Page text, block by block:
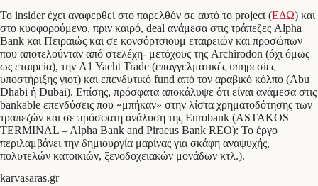
Το insider έχει αναφερθεί στο παρελθόν σε αυτό το project (ΕΔΩ) και
στο κυοφορούμενο, πριν καιρό, deal ανάμεσα στις τράπεζες Alpha
Bank και Πειραιώς και σε κονσόρτσιουμ εταιρειών και προσώπων
που αποτελούνταν από στελέχη- μετόχους της Archirodon (όχι όμως
ως εταιρεία), την A1 Yacht Trade (επαγγελματικές υπηρεσίες
υποστήριξης γιοτ) και επενδυτικό fund από τον αραβικό κόλπο (Abu
Dhabi ή Dubai). Επίσης, πρόσφατα αποκάλυψε ότι είναι ανάμεσα στις
bankable επενδύσεις που «μπήκαν» στην λίστα χρηματοδότησης των
τραπεζών και σε πρόσφατη ανάλυση της Eurobank (ASTAKOS
TERMINAL – Alpha Bank and Piraeus Bank REO): Το έργο
περιλαμβάνει την δημιουργία μαρίνας για σκάφη αναψυχής,
πολυτελών κατοικιών, ξενοδοχειακών μονάδων κτλ.).
karvasaras.gr